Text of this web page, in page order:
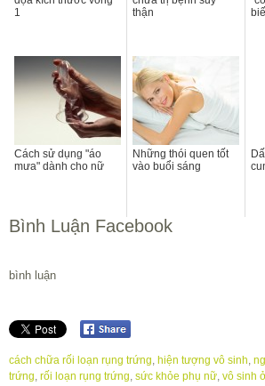
1
thận
Cách sử dụng "áo
mưa" dành cho nữ
Những thói quen tốt
vào buổi sáng
Bình Luận Facebook
bình luận
cách chữa rối loạn rụng trứng hiện tượng vô sinh
trứng rối loạn rụng trứng sức khỏe phụ nữ vô sinh